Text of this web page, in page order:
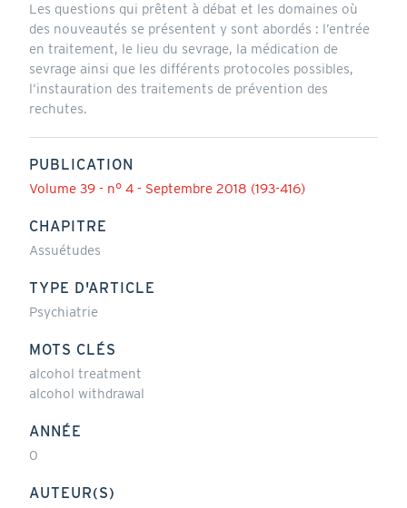
Les questions qui prêtent à débat et les domaines où
des nouveautés se présentent y sont abordés : l’entrée
en traitement, le lieu du sevrage, la médication de
sevrage ainsi que les différents protocoles possibles,
l’instauration des traitements de prévention des
rechutes.
PUBLICATION
Volume 39 - n° 4 - Septembre 2018 (193-416)
CHAPITRE
Assuétudes
TYPE D'ARTICLE
Psychiatrie
MOTS CLÉS
alcohol treatment
alcohol withdrawal
ANNÉE
0
AUTEUR(S)